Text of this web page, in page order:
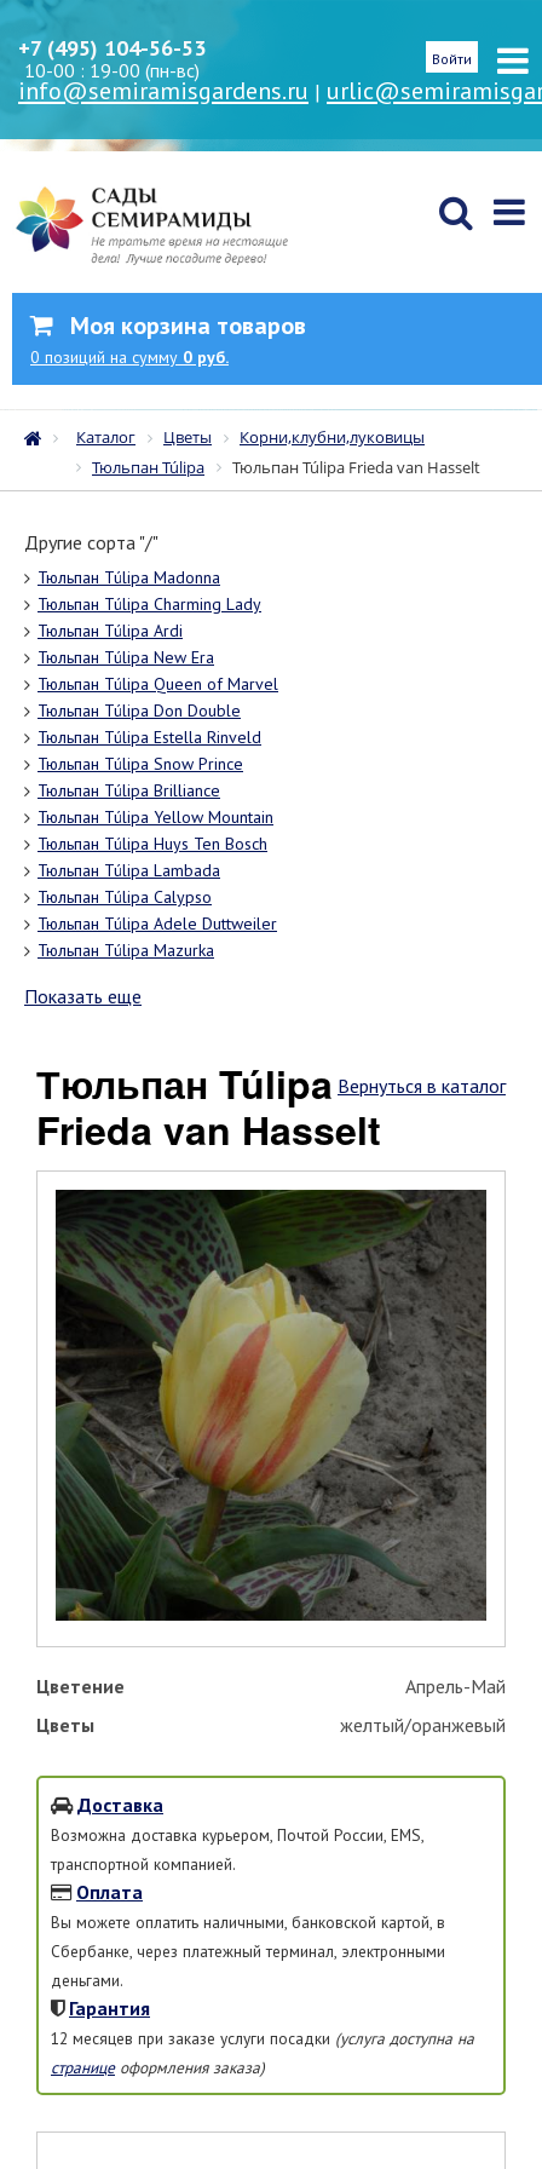
+7 (495) 104-56-53
10-00 : 19-00 (пн-вс)
info@semiramisgardens.ru |
Войти
Моя корзина товаров
0 позиций на сумму 0 руб.
Каталог Цветы
Корни,клубни,луковицы
Тюльпан Túlipa
Тюльпан Túlipa Frieda van Hasselt
Другие сорта "/"
Тюльпан Túlipa Madonna
Тюльпан Túlipa Charming Lady
Тюльпан Túlipa Ardi
Тюльпан Túlipa New Era
Тюльпан Túlipa Queen of Marvel
Тюльпан Túlipa Don Double
Тюльпан Túlipa Estella Rinveld
Тюльпан Túlipa Snow Prince
Тюльпан Túlipa Brilliance
Тюльпан Túlipa Yellow Mountain
Тюльпан Túlipa Huys Ten Bosch
Тюльпан Túlipa Lambada
Тюльпан Túlipa Calypso
Тюльпан Túlipa Adele Duttweiler
Тюльпан Túlipa Mazurka
Показать еще
Вернуться в каталог
Тюльпан Túlipa
Frieda van Hasselt
Цветение
Апрель-Май
Цветы
желтый/оранжевый
Доставка
Возможна доставка курьером, Почтой России, EMS,
транспортной компанией.
Оплата
Вы можете оплатить наличными, банковской картой, в
Сбербанке, через платежный терминал, электронными
деньгами.
Гарантия
12 месяцев при заказе услуги посадки (услуга доступна на
страницеоформления заказа)